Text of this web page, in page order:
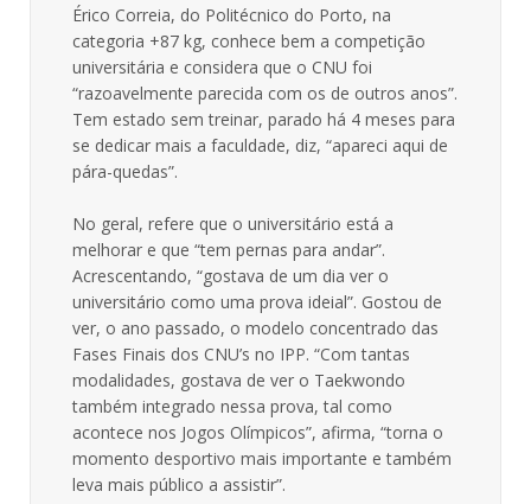
Érico Correia, do Politécnico do Porto, na
categoria +87 kg, conhece bem a competição
universitária e considera que o CNU foi
“razoavelmente parecida com os de outros anos”.
Tem estado sem treinar, parado há 4 meses para
se dedicar mais a faculdade, diz, “apareci aqui de
pára-quedas”.
No geral, refere que o universitário está a
melhorar e que “tem pernas para andar”.
Acrescentando, “gostava de um dia ver o
universitário como uma prova ideial”. Gostou de
ver, o ano passado, o modelo concentrado das
Fases Finais dos CNU’s no IPP. “Com tantas
modalidades, gostava de ver o Taekwondo
também integrado nessa prova, tal como
acontece nos Jogos Olímpicos”, afirma, “torna o
momento desportivo mais importante e também
leva mais público a assistir”.